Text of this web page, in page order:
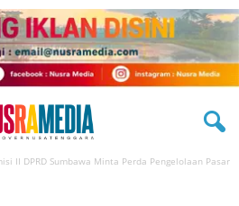
II DPRD Sumbawa Minta Perda Pengelolaan Pasar